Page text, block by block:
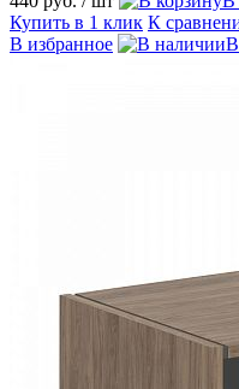
Купить в 1 клик К
В избранное